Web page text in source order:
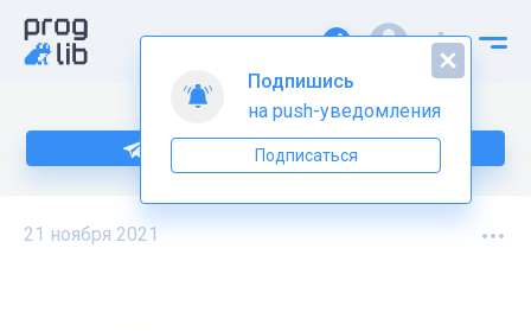
Подпишитесь на нас в Telegram
21 ноября 2021
Подпишись
на push-уведомления
Подписаться